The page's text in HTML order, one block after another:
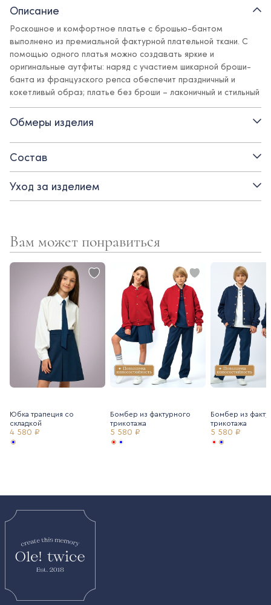
Описание
Роскошное и комфортное платье с брошью-бантом
выполнено из премиальной фактурной плательной ткани. С
помощью одного платья можно создавать яркие и
оригинальные аутфиты: наряд с участием шикарной броши-
банта из французского репса обеспечит праздничный и
кокетливый образ; платье без броши – лаконичный и стильный
лук. Благодаря ткани платье очень практично - не линяет, не
мнется, выдержит любое мероприятие!
- на потайной молнии сзади
- завышенная талия
- полностью на хлопковой подкладке
- в комплекте съемная брошь-бант из французского репса.
Обмеры изделия
Состав
Уход за изделием
Вам может понравиться
Юбка трапеция со
складкой
4 580 ₽
Бомбер из фактурного
трикотажа
5 580 ₽
Бомбер из
трикотажа
5 580 ₽